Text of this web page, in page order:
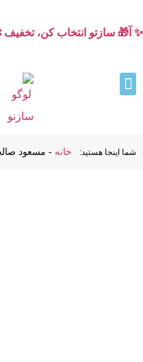
✨ آ🎁 سازتو انتخاب کن، تخفیف
شما اینجا هستید: خانه - مسعود